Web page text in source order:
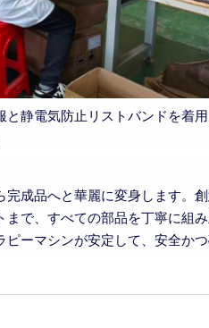
静電気防止リストバンドを着
成品へと華麗に変身します。
で、すべての部品を丁寧に組
ーマシンが安定して、安全か